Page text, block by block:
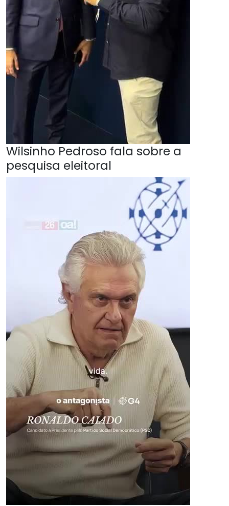
Wilsinho Pedroso fala sobre a
pesquisa eleitoral